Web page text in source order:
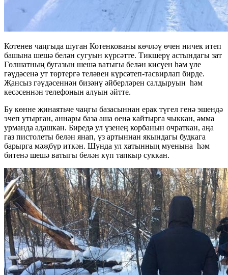
Котенев чаңгыда шуган Котенкованы көчләү өчен ничек итеп
башына шешә белән сугуын күрсәтте. Тикшерү астындагы зат
Гөлшатның бугазын шешә ватыгы белән кисүен һәм үле
гәүдәсенә ут төртергә теләвен күрсәтеп-тасвирлап бирде.
Җансыз гәүдәсеннән бизәнү әйберләрен салдыруын һәм
кесәсеннән телефонын алуын әйтте.
Бу көнне җинаятьче чаңгы базасыннан ерак түгел генә эшендә
эчеп утырган, аннары база аша өенә кайтырга чыккан, әмма
урманда адашкан. Биредә ул үзенең корбанын очраткан, аңа
газ пистолеты белән янап, үз артыннан якындагы будкага
барырга мәҗбүр иткән. Шунда ул хатынның муенына һәм
битенә шешә ватыгы белән күп тапкыр суккан.